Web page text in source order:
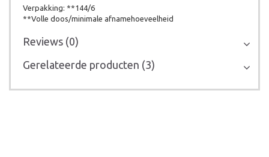
Verpakking: **144/6
**Volle doos/minimale afnamehoeveelheid
Reviews (0)
Gerelateerde producten (3)